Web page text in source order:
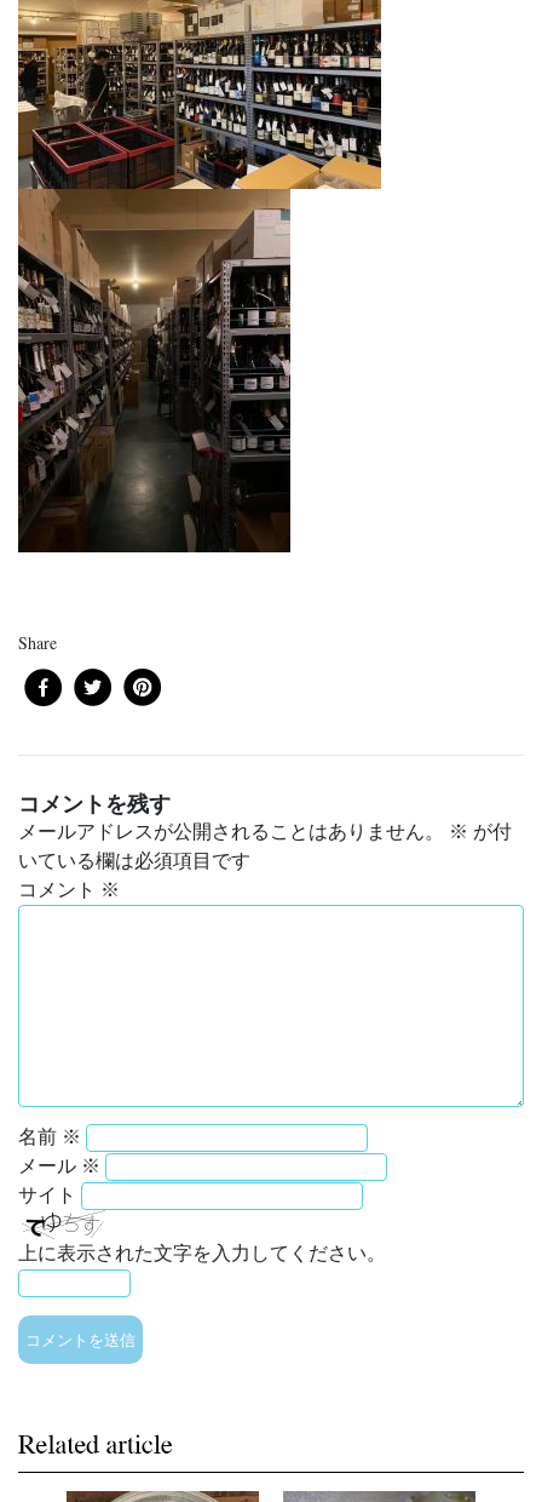
Share
コメントを残す
メールアドレスが公開されることはありません。 ※ が付
いている欄は必須項目です
コメント ※
名前 ※
メール ※
サイト
上に表示された文字を入力してください。